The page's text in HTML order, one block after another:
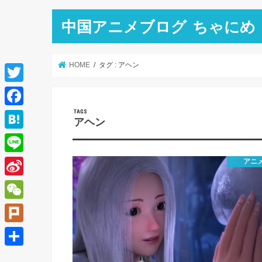
中国アニメブログ ちゃにめ
HOME タグ : アヘン
アヘン
アニ
T
w
i
t
e
r
F
a
c
e
b
o
o
k
H
a
t
e
a
L
i
n
e
S
i
n
a
W
e
C
P